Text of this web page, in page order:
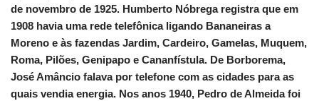
de novembro de 1925. Humberto Nóbrega registra que em
1908 havia uma rede telefônica ligando Bananeiras a
Moreno e às fazendas Jardim, Cardeiro, Gamelas, Muquem,
Roma, Pilões, Genipapo e Cananfístula. De Borborema,
José Amâncio falava por telefone com as cidades para as
quais vendia energia. Nos anos 1940, Pedro de Almeida foi